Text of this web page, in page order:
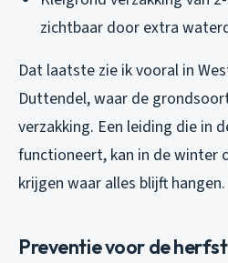
zichtbaar door extra
Dat laatste zie ik vooral in
Duttendel, waar de
verzakking. Een leiding die in
functioneert, kan in de winter
krijgen waar alles blijft hangen.
Preventie voor de herfst